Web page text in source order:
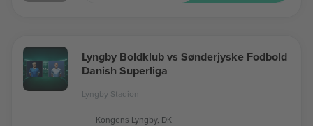
Lyngby Boldklub vs Sønderjyske Fodbold
Danish Superliga
Lyngby Stadion
Kongens Lyngby, DK